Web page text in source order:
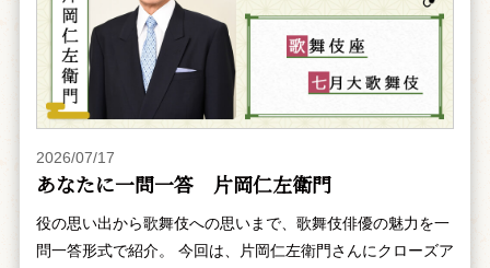
2026/07/17
あなたに一問一答 片岡仁左衛門
役の思い出から歌舞伎への思いまで、歌舞伎俳優の魅力を一
問一答形式で紹介。 今回は、片岡仁左衛門さんにクローズア